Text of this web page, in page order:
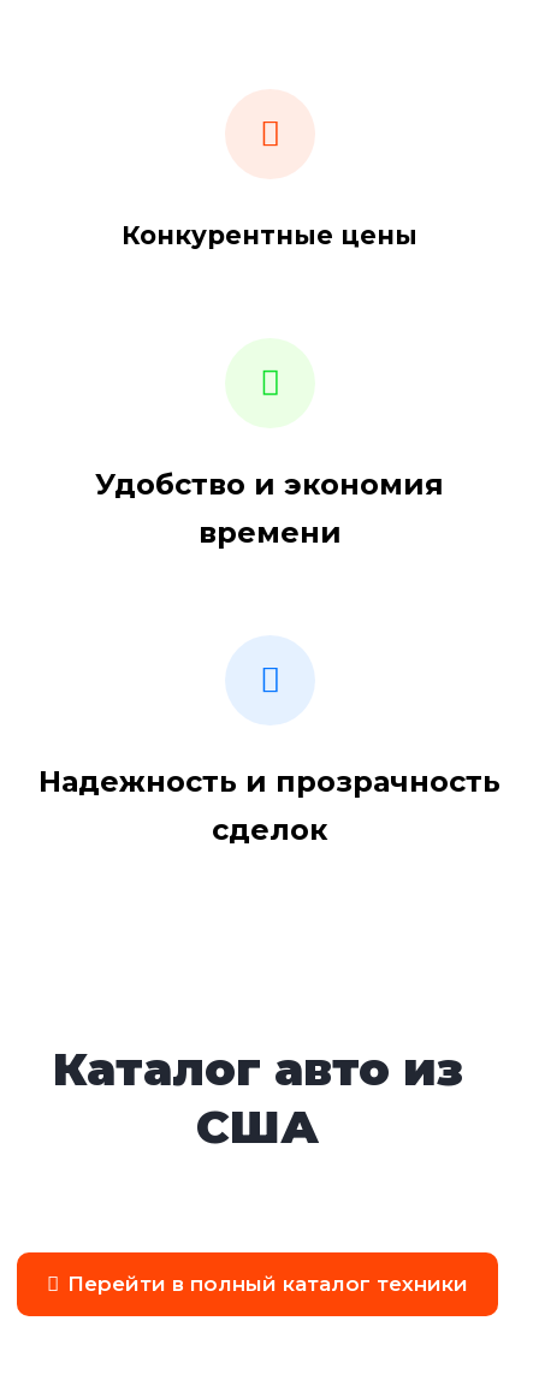
Конкурентные цены
Удобство и экономия
времени
Надежность и прозрачность
сделок
Каталог авто из
США
Перейти в полный каталог техники